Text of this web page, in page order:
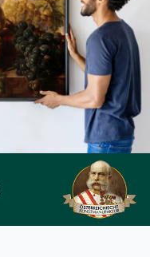
stojący akt obok drzewa.